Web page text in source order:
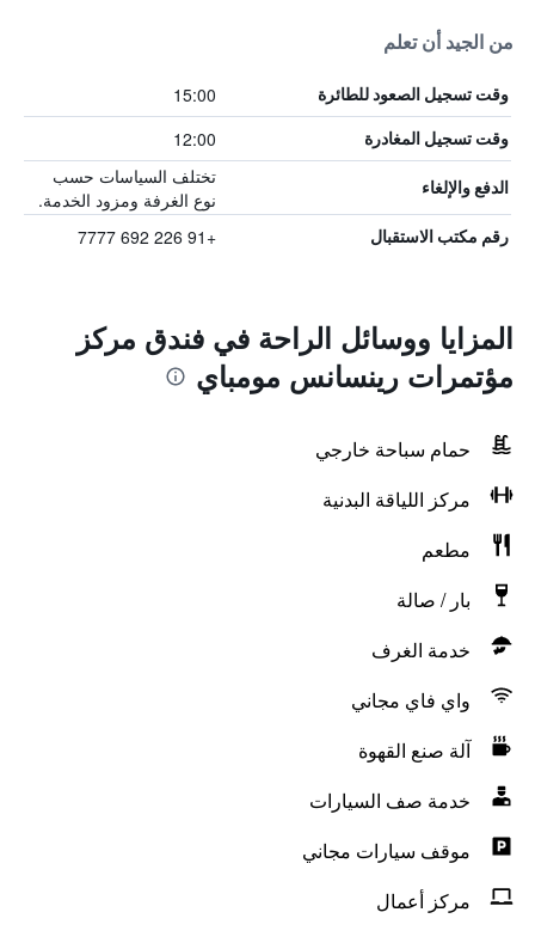
من الجيد أن تعلم
وقت تسجيل الصعود للطائرة 15:00
وقت تسجيل المغادرة 12:00
الدفع والإلغاء
تختلف السياسات حسب
نوع الغرفة ومزود الخدمة.
رقم مكتب الاستقبال +91 226 692 7777
المزايا ووسائل الراحة في فندق مركز
مؤتمرات رينسانس مومباي
حمام سباحة خارجي
مركز اللياقة البدنية
مطعم
بار / صالة
خدمة الغرف
واي فاي مجاني
آلة صنع القهوة
خدمة صف السيارات
موقف سيارات مجاني
مركز أعمال